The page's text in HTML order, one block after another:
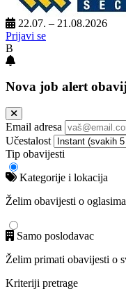
22.07. – 21.08.2026
Prijavi se
B
Nova job alert
Email adresa
Učestalost
Tip obavijesti
Kategorije i lokacija
Želim obavijesti o
Samo poslodavac
Želim primati obavijesti o
Kriteriji pretrage